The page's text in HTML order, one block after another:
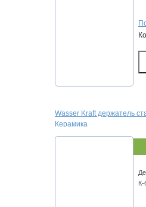
Wasser Kraft держатель
Керамика